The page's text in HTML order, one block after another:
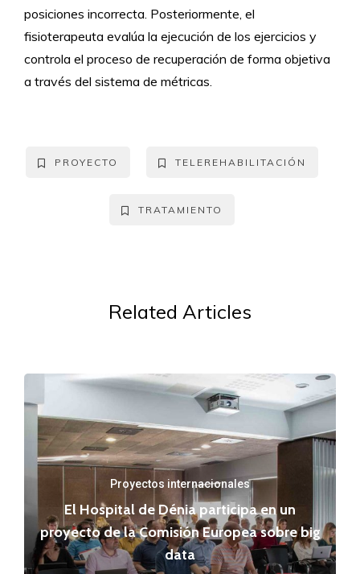
posiciones incorrecta. Posteriormente, el
fisioterapeuta evalúa la ejecución de los ejercicios y
controla el proceso de recuperación de forma objetiva
a través del sistema de métricas.
PROYECTO TELEREHABILITACIÓN
TRATAMIENTO
Related Articles
Proyectos internacionales
El Hospital de Dénia participa en un
proyecto de la Comisión Europea sobre big
data